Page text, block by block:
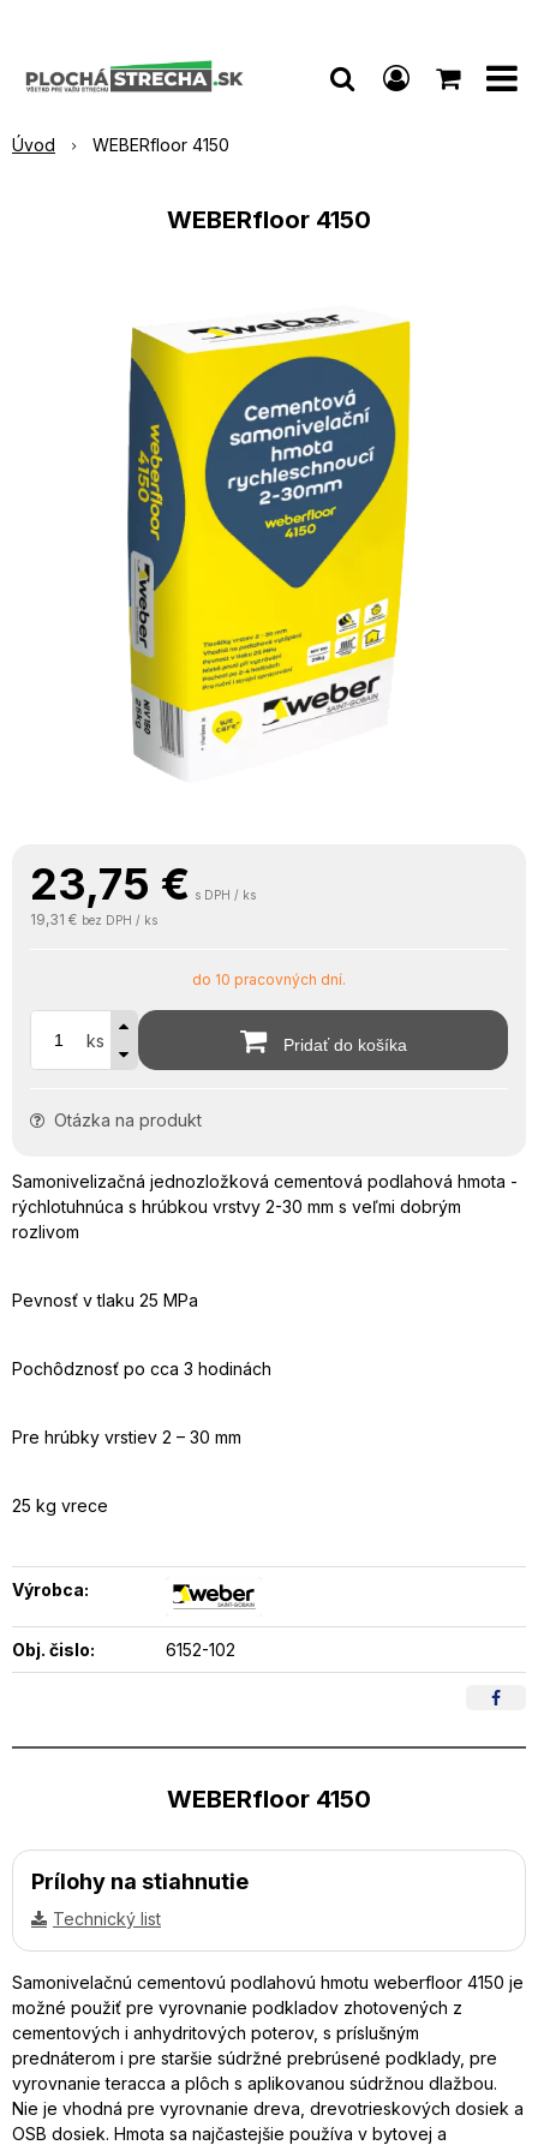
Úvod WEBERfloor 4150
WEBERfloor 4150
23,75 € s DPH / ks
19,31 € bez DPH / ks
do 10 pracovných dní.
ks Pridať do košíka
Otázka na produkt
Samonivelizačná jednozložková cementová podlahová hmota -
rýchlotuhnúca s hrúbkou vrstvy 2-30 mm s veľmi dobrým
rozlivom
Pevnosť v tlaku 25 MPa
Pochôdznosť po cca 3 hodinách
Pre hrúbky vrstiev 2 – 30 mm
25 kg vrece
Výrobca:
Obj. čislo: 6152-102
WEBERfloor 4150
Prílohy na stiahnutie
Technický list
Samonivelačnú cementovú podlahovú hmotu weberfloor 4150 je
možné použiť pre vyrovnanie podkladov zhotovených z
cementových i anhydritových poterov, s príslušným
prednáterom i pre staršie súdržné prebrúsené podklady, pre
vyrovnanie teracca a plôch s aplikovanou súdržnou dlažbou.
Nie je vhodná pre vyrovnanie dreva, drevotrieskových dosiek a
OSB dosiek. Hmota sa najčastejšie používa v bytovej a